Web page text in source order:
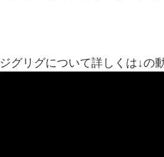
ジグリグについて詳しくは↓の